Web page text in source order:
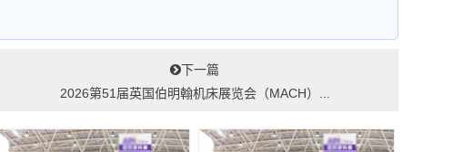
下一篇
2026第51届英国伯明翰机床展览会（MACH）...